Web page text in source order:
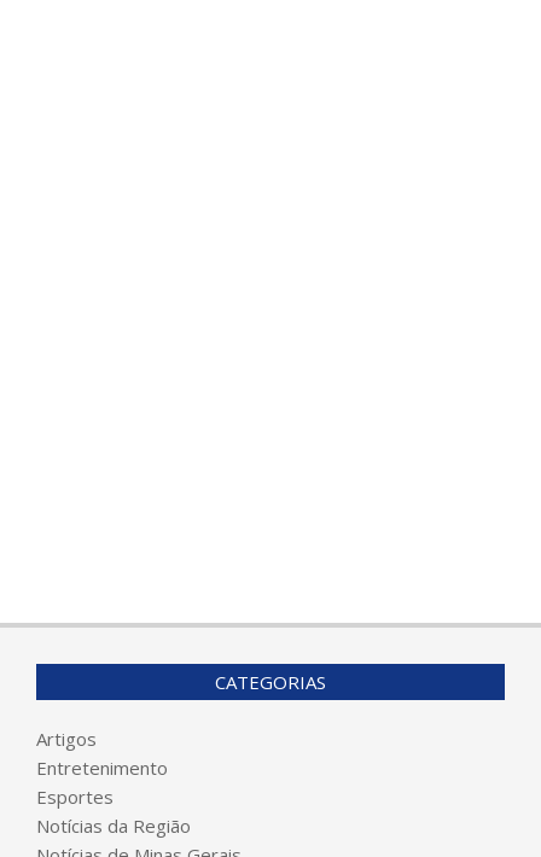
CATEGORIAS
Artigos
Entretenimento
Esportes
Notícias da Região